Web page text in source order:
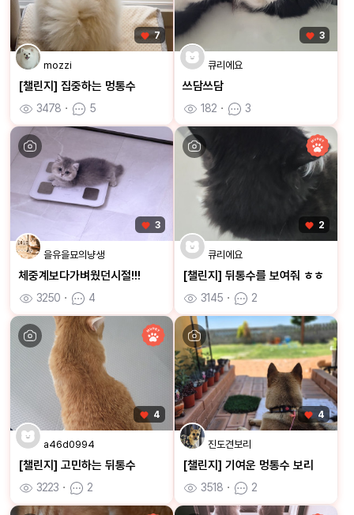
7
mozzi
[챌린지] 집중하는 멍통수
3478 ㆍ 5
3
큐리에요
쓰담쓰담
182 ㆍ 3
3
을유을묘의냥생
체중계보다가벼웠던시절!!!
3250 ㆍ 4
2
큐리에요
[챌린지] 뒤통수를 보여줘 ㅎㅎ
3145 ㆍ 2
4
a46d0994
[챌린지] 고민하는 뒤통수
3223 ㆍ 2
4
진도견보리
[챌린지] 기여운 멍통수 보리
3518 ㆍ 2